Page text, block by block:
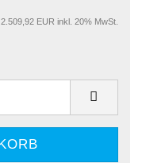
2.509,92 EUR inkl. 20% MwSt.